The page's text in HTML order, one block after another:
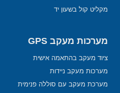
מקליט קול בשעון יד
מערכות מעקב GPS
ציוד מעקב בהתאמה אישית
מערכות מעקב ניידות
מערכת מעקב עם סוללה פנימית